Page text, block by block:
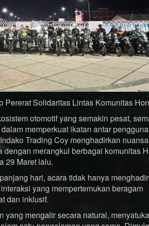
Pererat Solidaritas Lintas Komunitas
otomotif yang semakin pesat,
memperkuat ikatan antar
Trading Coy menghadirkan nuansa
merangkul berbagai komunitas
29 Maret lalu.
hari, acara tidak hanya
yang mempertemukan beragam
dan inklusif.
mengalir secara natural,